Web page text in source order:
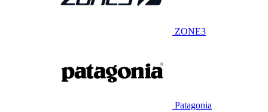
ZONE3
Patagonia